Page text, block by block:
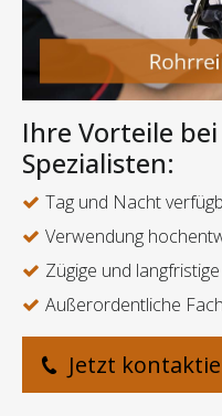
Ihre Vorteile
Spezialisten:
Tag und Nacht
Verwendung
Zügige und
Außerordentliche
Jetzt